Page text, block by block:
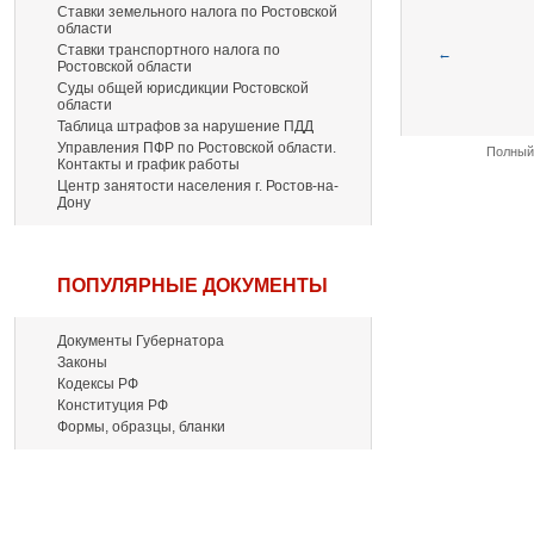
Ставки земельного налога по Ростовской
области
Ставки транспортного налога по
Ростовской области
Суды общей юрисдикции Ростовской
области
Таблица штрафов за нарушение ПДД
Управления ПФР по Ростовской области.
Контакты и график работы
Центр занятости населения г. Ростов-на-
Дону
ПОПУЛЯРНЫЕ ДОКУМЕНТЫ
Документы Губернатора
Законы
Кодексы РФ
Конституция РФ
Формы, образцы, бланки
←